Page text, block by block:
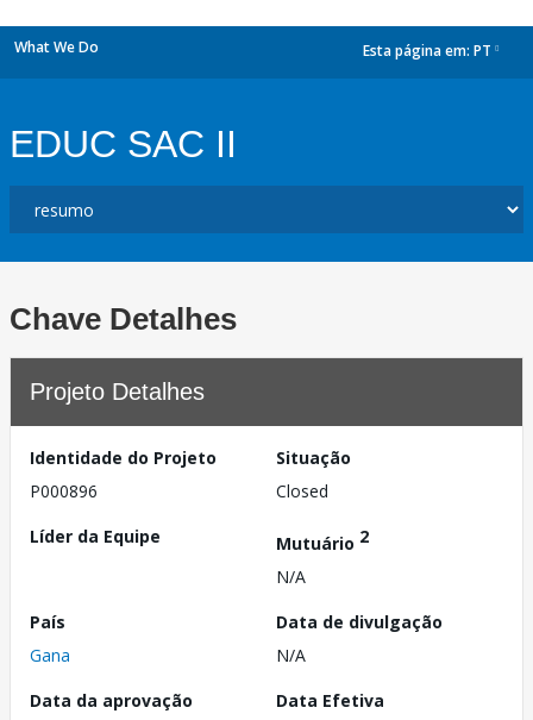
What We Do Esta página em: PT
EDUC SAC II
Chave Detalhes
Projeto Detalhes
Identidade do Projeto
P000896
Situação
Closed
Líder da Equipe
Mutuário 2
N/A
País
Gana
Data de divulgação
N/A
Data da aprovação
Data Efetiva